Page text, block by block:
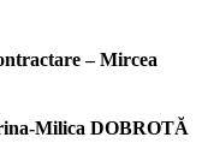
– Mircea
Milica DOBROTĂ